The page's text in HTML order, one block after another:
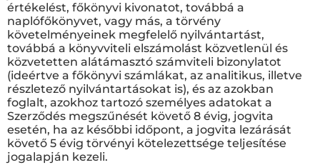
értékelést, főkönyvi kivonatot, továbbá a
naplófőkönyvet, vagy más, a törvény
követelményeinek megfelelő nyilvántartást,
továbbá a könyvviteli elszámolást közvetlenül és
közvetetten alátámasztó számviteli bizonylatot
(ideértve a főkönyvi számlákat, az analitikus, illetve
részletező nyilvántartásokat is), és az azokban
foglalt, azokhoz tartozó személyes adatokat a
Szerződés megszűnését követő 8 évig, jogvita
esetén, ha az későbbi időpont, a jogvita lezárását
követő 5 évig törvényi kötelezettsége teljesítése
jogalapján kezeli.